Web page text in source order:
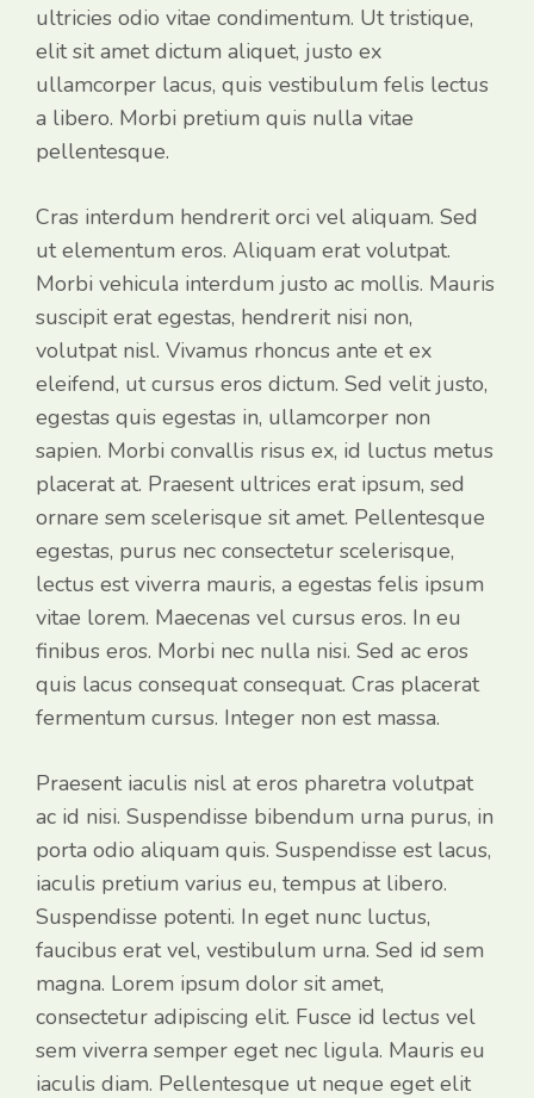
ultricies odio vitae condimentum. Ut tristique,
elit sit amet dictum aliquet, justo ex
ullamcorper lacus, quis vestibulum felis lectus
a libero. Morbi pretium quis nulla vitae
pellentesque.
Cras interdum hendrerit orci vel aliquam. Sed
ut elementum eros. Aliquam erat volutpat.
Morbi vehicula interdum justo ac mollis. Mauris
suscipit erat egestas, hendrerit nisi non,
volutpat nisl. Vivamus rhoncus ante et ex
eleifend, ut cursus eros dictum. Sed velit justo,
egestas quis egestas in, ullamcorper non
sapien. Morbi convallis risus ex, id luctus metus
placerat at. Praesent ultrices erat ipsum, sed
ornare sem scelerisque sit amet. Pellentesque
egestas, purus nec consectetur scelerisque,
lectus est viverra mauris, a egestas felis ipsum
vitae lorem. Maecenas vel cursus eros. In eu
finibus eros. Morbi nec nulla nisi. Sed ac eros
quis lacus consequat consequat. Cras placerat
fermentum cursus. Integer non est massa.
Praesent iaculis nisl at eros pharetra volutpat
ac id nisi. Suspendisse bibendum urna purus, in
porta odio aliquam quis. Suspendisse est lacus,
iaculis pretium varius eu, tempus at libero.
Suspendisse potenti. In eget nunc luctus,
faucibus erat vel, vestibulum urna. Sed id sem
magna. Lorem ipsum dolor sit amet,
consectetur adipiscing elit. Fusce id lectus vel
sem viverra semper eget nec ligula. Mauris eu
iaculis diam. Pellentesque ut neque eget elit